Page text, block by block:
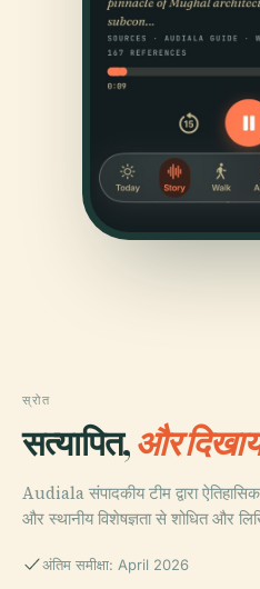
स्रोत
सत्यापित,और
Audiala संपादकीय टीम द्वारा
और स्थानीय विशेषज्ञता से शोधित और
अंतिम समीक्षा: April 2026